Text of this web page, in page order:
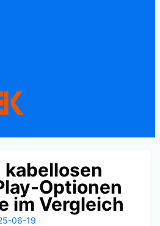
Optionen
im Vergleich
06-19